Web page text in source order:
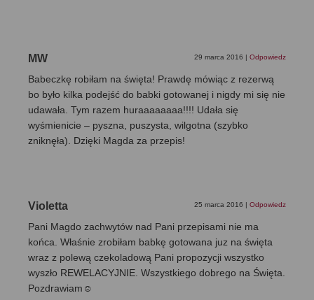
MW 29 marca 2016 | Odpowiedz
Babeczkę robiłam na święta! Prawdę mówiąc z rezerwą
bo było kilka podejść do babki gotowanej i nigdy mi się nie
udawała. Tym razem huraaaaaaaa!!!! Udała się
wyśmienicie – pyszna, puszysta, wilgotna (szybko
zniknęła). Dzięki Magda za przepis!
Violetta 25 marca 2016 | Odpowiedz
Pani Magdo zachwytów nad Pani przepisami nie ma
końca. Właśnie zrobiłam babkę gotowana juz na święta
wraz z polewą czekoladową Pani propozycji wszystko
wyszło REWELACYJNIE. Wszystkiego dobrego na Święta.
Pozdrawiam☺